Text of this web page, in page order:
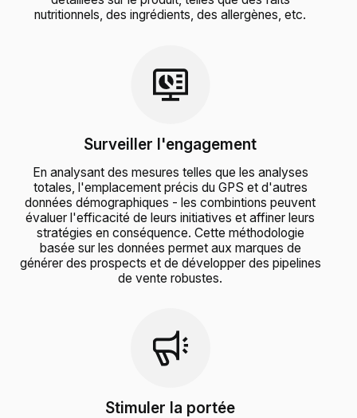
nutritionnels, des ingrédients, des allergènes, etc.
Surveiller l'engagement
En analysant des mesures telles que les analyses
totales, l'emplacement précis du GPS et d'autres
données démographiques - les combintions peuvent
évaluer l'efficacité de leurs initiatives et affiner leurs
stratégies en conséquence. Cette méthodologie
basée sur les données permet aux marques de
générer des prospects et de développer des pipelines
de vente robustes.
Stimuler la portée